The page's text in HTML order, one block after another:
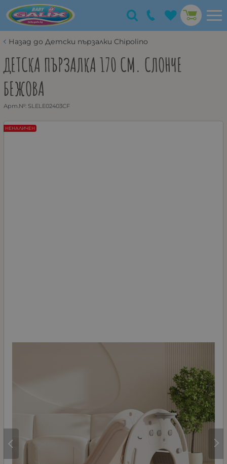
Назад до Детски пързалки Chipolino
ДЕТСКА ПЪРЗАЛКА 170 СМ. СЛОНЧЕ
БЕЖОВА
Арт.№: SLELE02403CF
НЕНАЛИЧЕН